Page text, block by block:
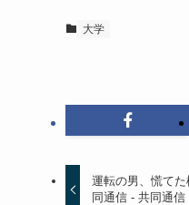
大学
運転の男、慌て
同通信 - 共同通信